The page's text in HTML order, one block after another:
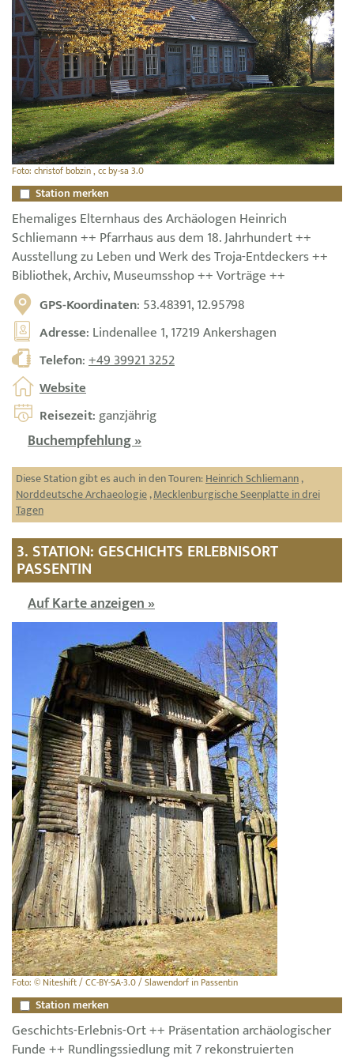
Foto: christof bobzin , cc by-sa 3.0
Station merken
Ehemaliges Elternhaus des Archäologen Heinrich
Schliemann ++ Pfarrhaus aus dem 18. Jahrhundert ++
Ausstellung zu Leben und Werk des Troja-Entdeckers ++
Bibliothek, Archiv, Museumsshop ++ Vorträge ++
GPS-Koordinaten: 53.48391, 12.95798
Adresse: Lindenallee 1, 17219 Ankershagen
Telefon:+49 39921 3252
Website
Reisezeit: ganzjährig
Buchempfehlung »
Diese Station gibt es auch in den Touren:Heinrich Schliemann,
Norddeutsche Archaeologie,Mecklenburgische Seenplatte in drei
Tagen
3. STATION: GESCHICHTS ERLEBNISORT
PASSENTIN
Auf Karte anzeigen »
Foto: © Niteshift / CC-BY-SA-3.0 / Slawendorf in Passentin
Station merken
Geschichts-Erlebnis-Ort ++ Präsentation archäologischer
Funde ++ Rundlingssiedlung mit 7 rekonstruierten